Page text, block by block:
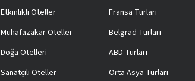
Etkinlikli Oteller
Muhafazakar Oteller
Doğa Otelleri
Sanatçılı Oteller
Fransa Turları
Belgrad Turları
ABD Turları
Orta Asya Turları